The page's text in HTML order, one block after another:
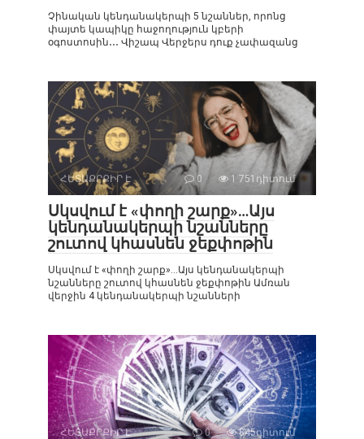
Չինական կենդանակերպի 5 նշաններ, որոնց
փայտե կապիկը հաջողություն կբերի
օգոստոսին․․․ Վիշապ Վերջերս դուք չափազանց
ՀԵՏԱՔՐՔԻՐ Է 0 1 751դիտում
Սկսվում է «փողի շարք»…Այս
կենդանակերպի նշանները
շուտով կհասնեն ջեքփոթին
Սկսվում է «փողի շարք»…Այս կենդանակերպի
նշանները շուտով կհասնեն ջեքփոթին Ամռան
վերջին 4 կենդանակերպի նշանների
ՀԵՏԱՔՐՔԻՐ Է 0 845դիտում